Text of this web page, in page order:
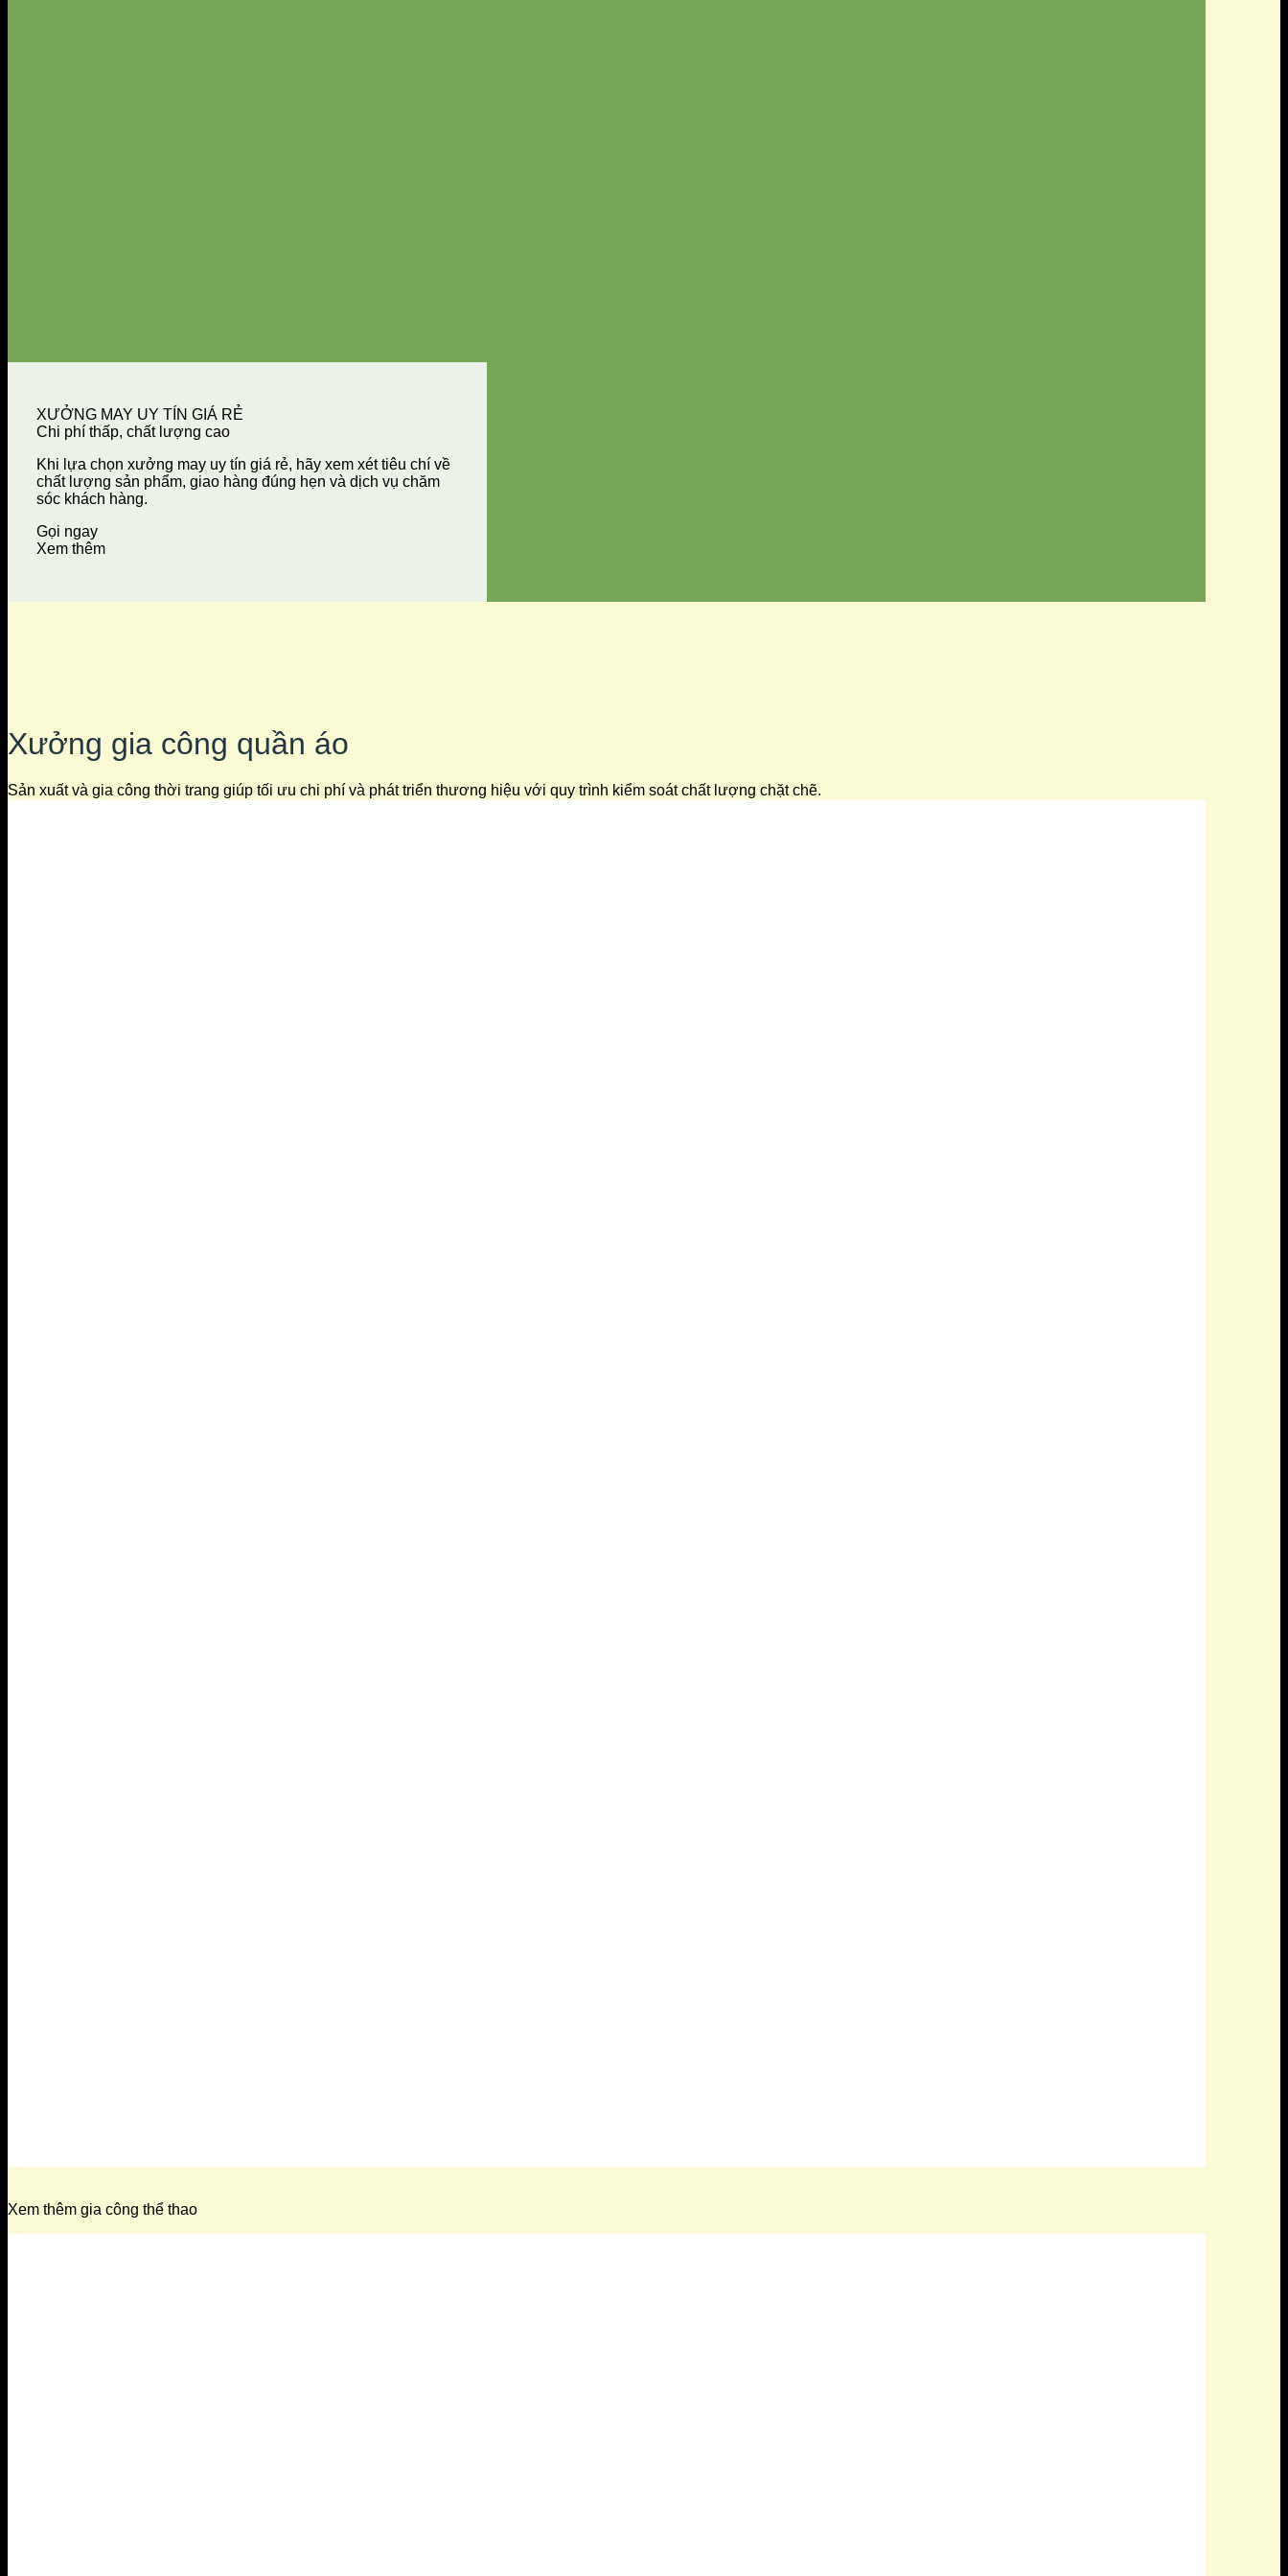
XƯỞNG MAY UY TÍN GIÁ RẺ
Chi phí thấp, chất lượng cao
Khi lựa chọn xưởng may uy tín giá rẻ, hãy xem xét tiêu chí về
chất lượng sản phẩm, giao hàng đúng hẹn và dịch vụ chăm
sóc khách hàng.
Gọi ngay
Xem thêm
Xưởng gia công quần áo
Sản xuất và gia công thời trang giúp tối ưu chi phí và phát triển thương hiệu với quy trình kiểm soát chất lượng chặt chẽ.
Xem thêm gia công thể thao